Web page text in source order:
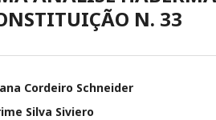
N. 33
Cordeiro Schneider
Silva Siviero